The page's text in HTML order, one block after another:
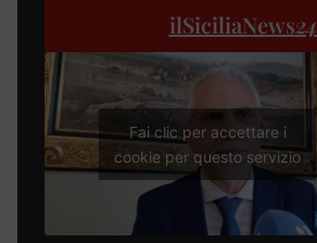
ilSiciliaNews24
Fai clic per accettare i
cookie per questo servizio